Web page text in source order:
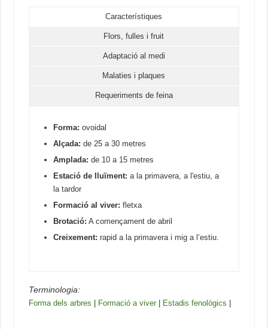
Característiques
Flors, fulles i fruit
Adaptació al medi
Malaties i plaques
Requeriments de feina
Forma: ovoidal
Alçada: de 25 a 30 metres
Amplada: de 10 a 15 metres
Estació de lluïment: a la primavera, a l'estiu, a
la tardor
Formació al viver: fletxa
Brotació: A començament de abril
Creixement: rapid a la primavera i mig a l’estiu.
Terminologia:
Forma dels arbres Formació a viver Estadis fenològics